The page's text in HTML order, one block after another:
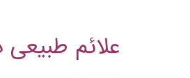
علائم